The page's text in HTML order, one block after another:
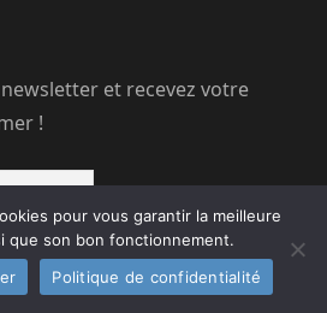
et recevez votre
!
pour vous garantir la meilleure
que son bon fonctionnement.
Politique de confidentialité